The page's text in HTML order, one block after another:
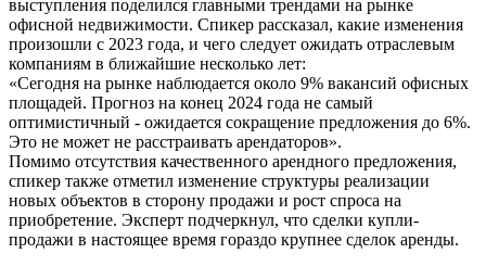
выступления поделился главными трендами на рынке
офисной недвижимости. Спикер рассказал, какие изменения
произошли с 2023 года, и чего следует ожидать отраслевым
компаниям в ближайшие несколько лет:
«Сегодня на рынке наблюдается около 9% вакансий офисных
площадей. Прогноз на конец 2024 года не самый
оптимистичный - ожидается сокращение предложения до 6%.
Это не может не расстраивать арендаторов».
Помимо отсутствия качественного арендного предложения,
спикер также отметил изменение структуры реализации
новых объектов в сторону продажи и рост спроса на
приобретение. Эксперт подчеркнул, что сделки купли-
продажи в настоящее время гораздо крупнее сделок аренды.